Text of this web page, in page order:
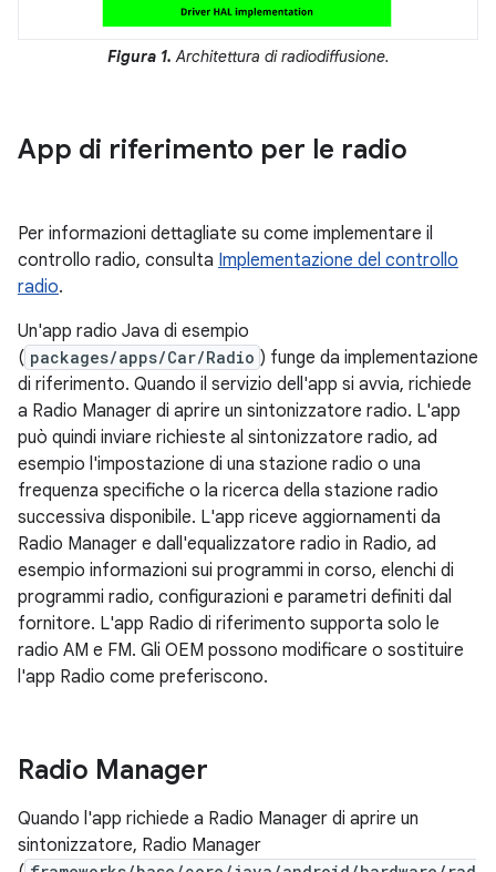
Figura 1. Architettura di radiodiffusione.
App di riferimento per le radio
Per informazioni dettagliate su come implementare il
controllo radio, consulta Implementazione del controllo
radio.
Un'app radio Java di esempio
( packages/apps/Car/Radio ) funge da implementazione
di riferimento. Quando il servizio dell'app si avvia, richiede
a Radio Manager di aprire un sintonizzatore radio. L'app
può quindi inviare richieste al sintonizzatore radio, ad
esempio l'impostazione di una stazione radio o una
frequenza specifiche o la ricerca della stazione radio
successiva disponibile. L'app riceve aggiornamenti da
Radio Manager e dall'equalizzatore radio in Radio, ad
esempio informazioni sui programmi in corso, elenchi di
programmi radio, configurazioni e parametri definiti dal
fornitore. L'app Radio di riferimento supporta solo le
radio AM e FM. Gli OEM possono modificare o sostituire
l'app Radio come preferiscono.
Radio Manager
Quando l'app richiede a Radio Manager di aprire un
sintonizzatore, Radio Manager